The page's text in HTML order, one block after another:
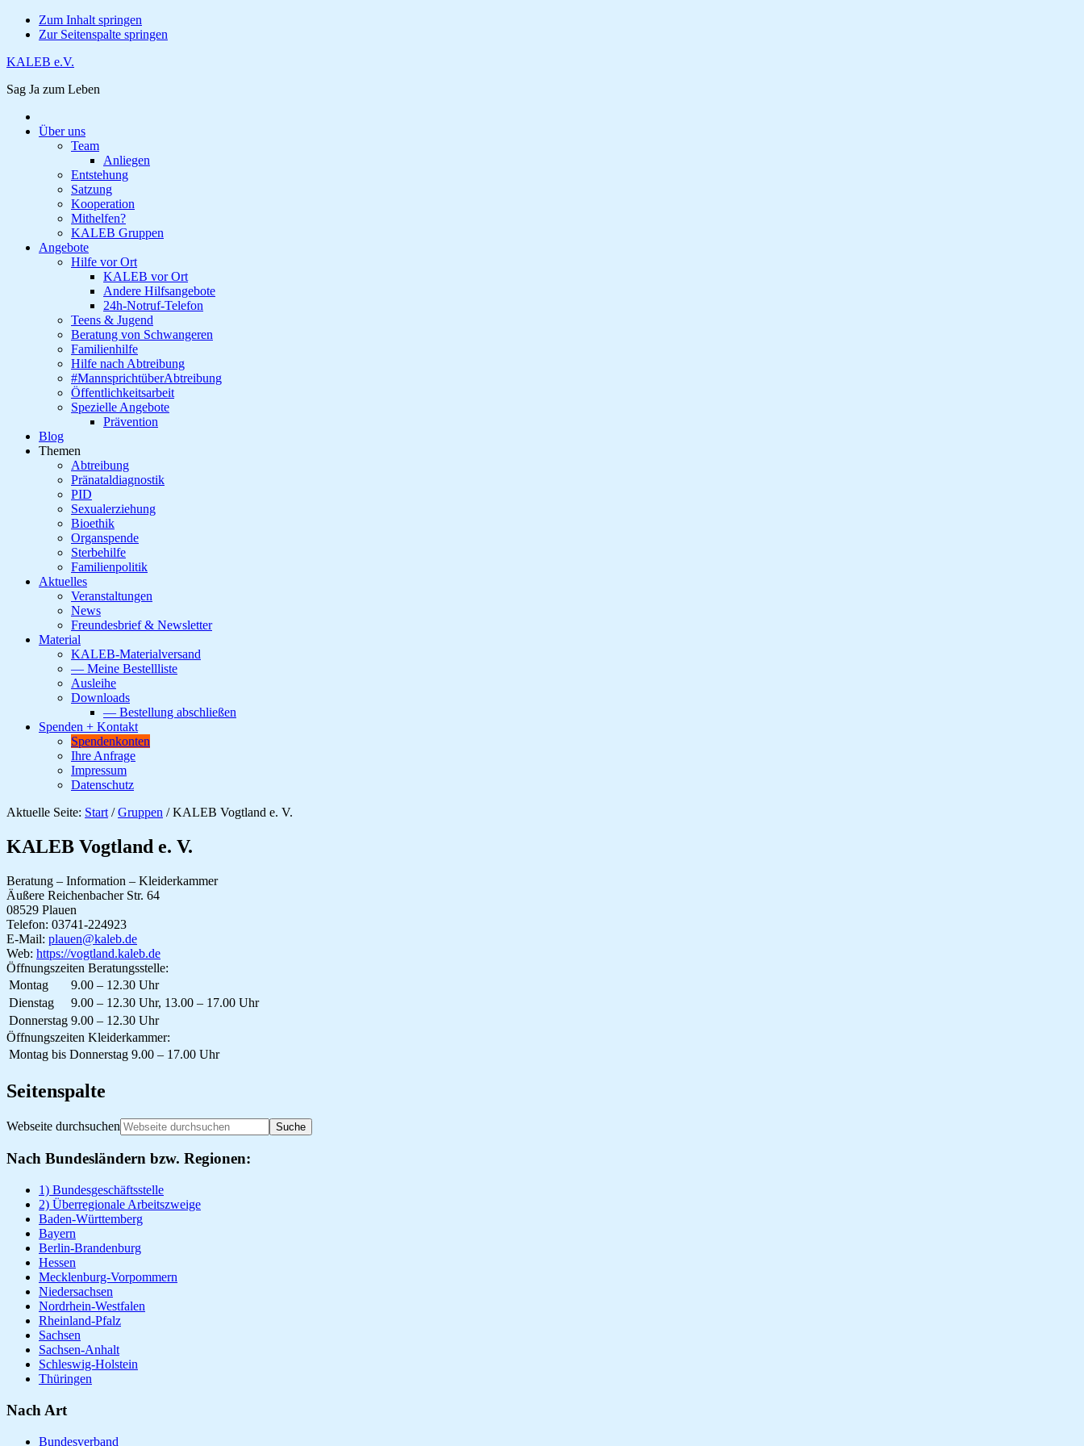
Zum Inhalt springen
Zur Seitenspalte springen
KALEB e.V.
Sag Ja zum Leben
Über uns
Team
Anliegen
Entstehung
Satzung
Kooperation
Mithelfen?
KALEB Gruppen
Angebote
Hilfe vor Ort
KALEB vor Ort
Andere Hilfsangebote
24h-Notruf-Telefon
Teens & Jugend
Beratung von Schwangeren
Familienhilfe
Hilfe nach Abtreibung
#MannsprichtüberAbtreibung
Öffentlichkeitsarbeit
Spezielle Angebote
Prävention
Blog
Themen
Abtreibung
Pränataldiagnostik
PID
Sexualerziehung
Bioethik
Organspende
Sterbehilfe
Familienpolitik
Aktuelles
Veranstaltungen
News
Freundesbrief & Newsletter
Material
KALEB-Materialversand
— Meine Bestellliste
Ausleihe
Downloads
— Bestellung abschließen
Spenden + Kontakt
Spendenkonten
Ihre Anfrage
Impressum
Datenschutz
Aktuelle Seite: Start / Gruppen /KALEB Vogtland e. V.
KALEB Vogtland e. V.
Beratung – Information – Kleiderkammer
Äußere Reichenbacher Str. 64
08529 Plauen
Telefon: 03741-224923
E-Mail: plauen@kaleb.de
Web: https://vogtland.kaleb.de
Öffnungszeiten Beratungsstelle:
Montag
9.00 – 12.30 Uhr
Dienstag
9.00 – 12.30 Uhr, 13.00 – 17.00 Uhr
Donnerstag 9.00 – 12.30 Uhr
Öffnungszeiten Kleiderkammer:
Montag bis Donnerstag 9.00 – 17.00 Uhr
Seitenspalte
Webseite durchsuchen
Nach Bundesländern bzw. Regionen:
1) Bundesgeschäftsstelle
2) Überregionale Arbeitszweige
Baden-Württemberg
Bayern
Berlin-Brandenburg
Hessen
Mecklenburg-Vorpommern
Niedersachsen
Nordrhein-Westfalen
Rheinland-Pfalz
Sachsen
Sachsen-Anhalt
Schleswig-Holstein
Thüringen
Nach Art
Bundesverband